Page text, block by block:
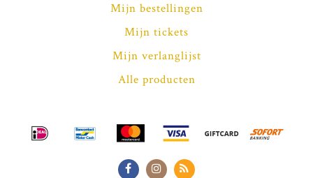
Mijn bestellingen
Mijn tickets
Mijn verlanglijst
Alle producten